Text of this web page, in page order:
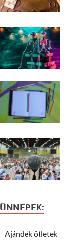
ÜNNEPEK:
Ajándék ötletek